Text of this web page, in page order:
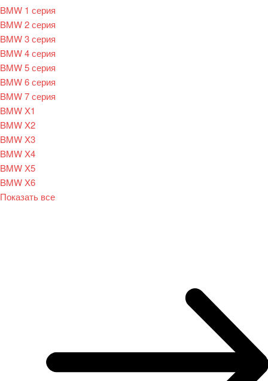
BMW 1 серия
BMW 2 серия
BMW 3 серия
BMW 4 серия
BMW 5 серия
BMW 6 серия
BMW 7 серия
BMW X1
BMW X2
BMW X3
BMW X4
BMW X5
BMW X6
Показать все